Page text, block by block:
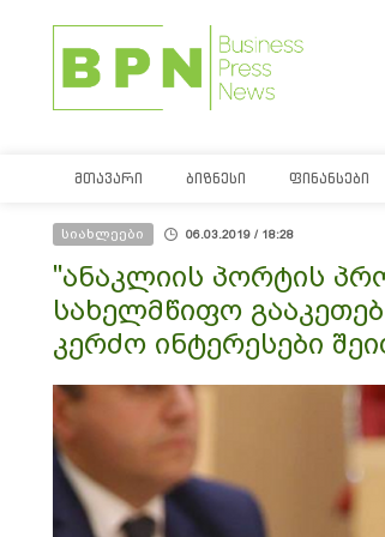
ᲛᲗᲐᲕᲐᲠᲘ ᲑᲘᲖᲜᲔᲡᲘ ᲤᲘᲜᲐᲜᲡᲔᲑᲘ
სიახლეები 06.03.2019 / 18:28
"ანაკლიის პორტის
სახელმწიფო
კერძო ინტერესები